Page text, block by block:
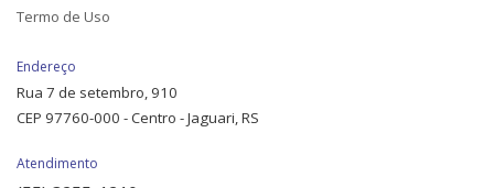
Termo de Uso
Endereço
Rua 7 de setembro, 910
CEP 97760-000 - Centro - Jaguari, RS
Atendimento